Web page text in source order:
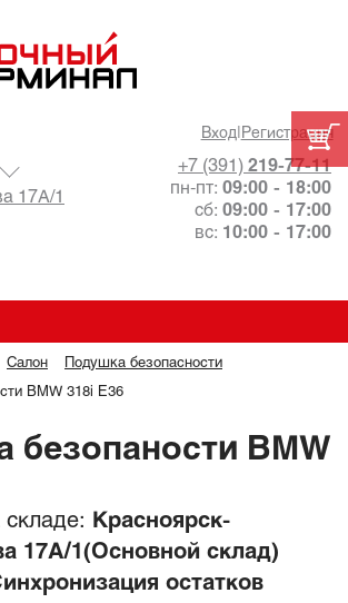
Вход| Регистрация
+7 (391) 219-77-11
пн-пт: 09:00 - 18:00
сб: 09:00 - 17:00
вс: 10:00 - 17:00
17А/1
Салон Подушка безопасности
BMW 318i E36
безопаности BMW
Красноярск-
17А/1(Основной склад)
остатков